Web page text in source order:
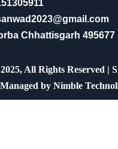
Chhattisgarh 495677
All Rights Reserved |
Managed by Nimble